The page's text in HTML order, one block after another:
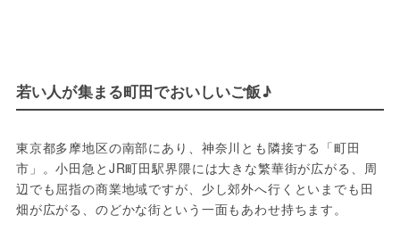
若い人が集まる町田でおいしいご飯♪
東京都多摩地区の南部にあり、神奈川とも隣接する「町田
市」。小田急とJR町田駅界隈には大きな繁華街が広がる、周
辺でも屈指の商業地域ですが、少し郊外へ行くといまでも田
畑が広がる、のどかな街という一面もあわせ持ちます。